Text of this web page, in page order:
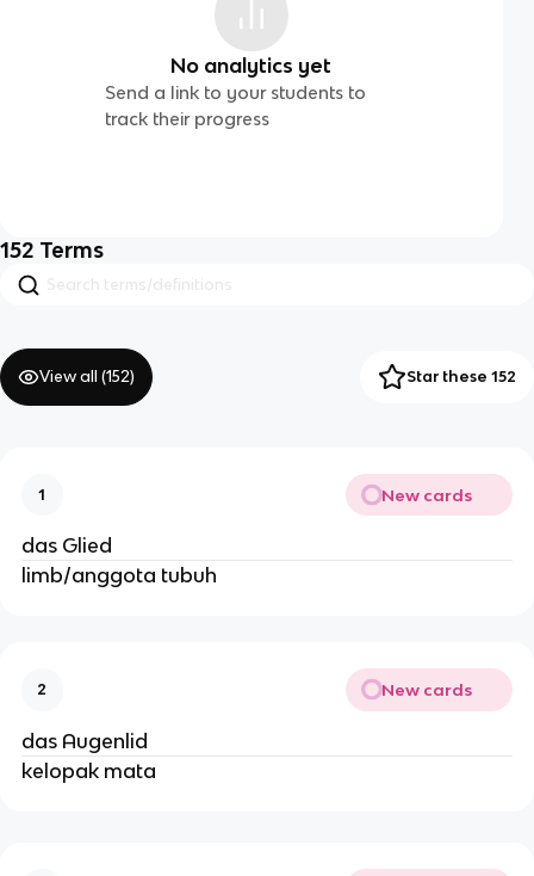
No analytics yet
Send a link to your students to
track their progress
152 Terms
View all (152) Star these 152
1 New cards
das Glied
limb/anggota tubuh
2 New cards
das Augenlid
kelopak mata